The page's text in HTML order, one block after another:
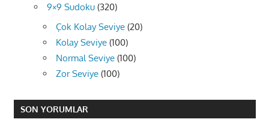
9×9 Sudoku (320)
Çok Kolay Seviye (20)
Kolay Seviye (100)
Normal Seviye (100)
Zor Seviye (100)
SON YORUMLAR